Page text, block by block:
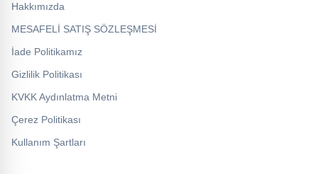
Hakkımızda
MESAFELİ SATIŞ SÖZLEŞMESİ
İade Politikamız
Gizlilik Politikası
KVKK Aydınlatma Metni
Çerez Politikası
Kullanım Şartları